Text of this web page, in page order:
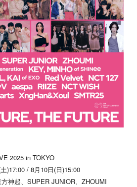
2025 in TOKYO
)17:00 / 8月10日(日)15:00
神起、SUPER JUNIOR、ZHOUMI